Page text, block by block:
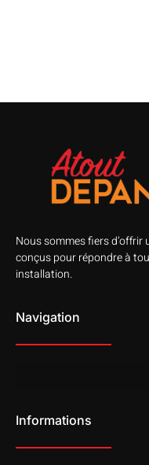
Nous sommes fiers d’offrir
conçus pour répondre à
installation.
Navigation
Informations